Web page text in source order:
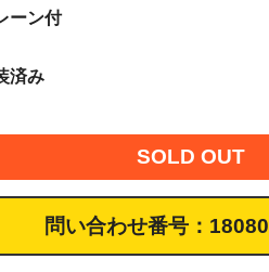
ーン付
済み
SOLD OUT
問い合わせ番号： 18080